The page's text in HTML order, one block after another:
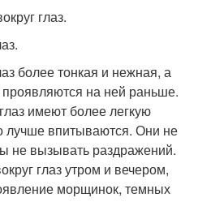
глаз.
более тонкая и нежная, а
на ней раньше.
имеют более легкую
лучше впитываются. Они не
не вызывать раздражений.
глаз утром и вечером,
морщинок, темных